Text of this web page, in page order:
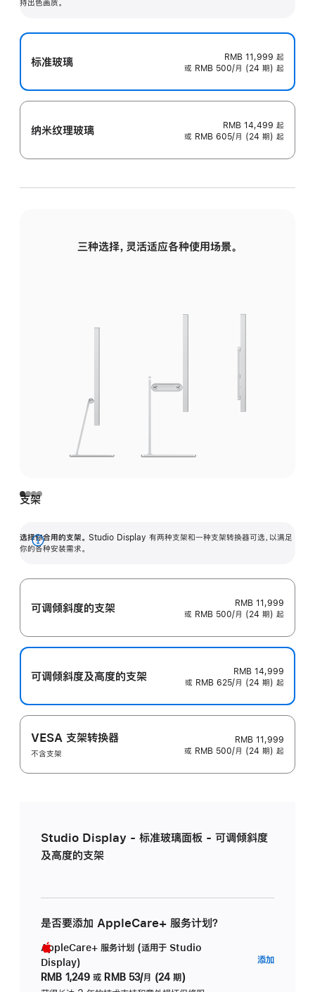
持出色画质。
开
标准玻璃 RMB 11,999 起
或 RMB 500/月 (24 期) 起
纳米纹理玻璃 RMB 14,499 起
或 RMB 605/月 (24 期) 起
三种选择，灵活适应各种使用场景。
支架
选择你合用的支架。 Studio Display 有两种支架和一种支架转换器可选，以满足
你的各种安装需求。
展
可调倾斜度的支架
RMB 11,999
或 RMB 500/月 (24 期) 起
可调倾斜度及高‍度的支‍架
RMB 14,999
或 RMB 625/月 (24 期) 起
VESA 支架转换器
不含支架
RMB 11,999
或 RMB 500/月 (24 期) 起
Studio Display - 标准玻璃面板 - 可调倾斜度
及高度的支架
是否要添加 AppleCare+ 服务计划？
AppleCare+ 服务计划 (适用于 Studio
Display)
RMB 1,249 或 RMB 53/月 (24 期)
添加